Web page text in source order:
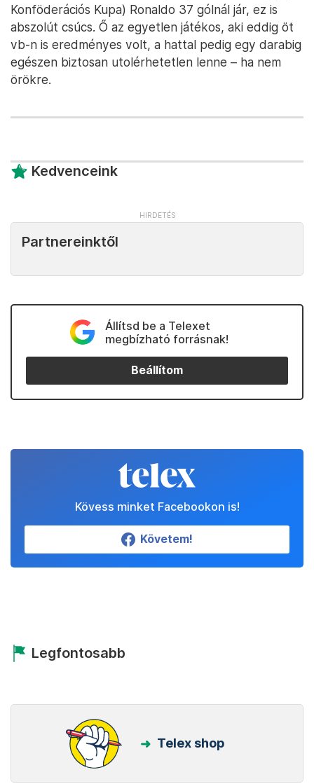
Konföderációs Kupa) Ronaldo 37 gólnál jár, ez is
abszolút csúcs. Ő az egyetlen játékos, aki eddig öt
vb-n is eredményes volt, a hattal pedig egy darabig
egészen biztosan utolérhetetlen lenne – ha nem
örökre.
Kedvenceink
Partnereinktől
Állítsd be a Telexet
megbízható forrásnak!
Beállítom
Kövess minket Facebookon is!
Követem!
Legfontosabb
Telex shop